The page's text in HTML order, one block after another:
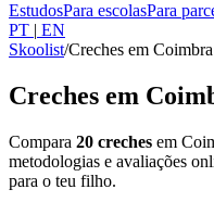
EstudosPara escolasPara
PT | EN
Skoolist/Creches em Coimbra
Creches em
Compara 20 creches em
metodologias e avaliações
para o teu filho.